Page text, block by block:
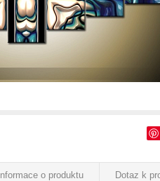
Informace o produktu Dotaz k